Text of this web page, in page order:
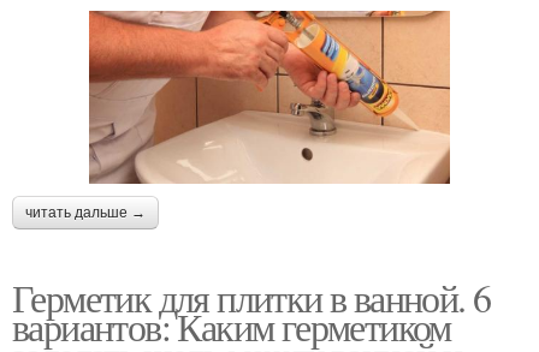
читать дальше →
Герметик для плитки в ванной. 6
вариантов: Каким герметиком